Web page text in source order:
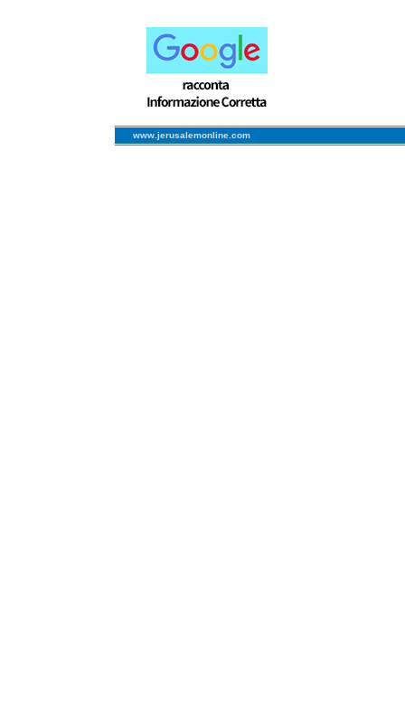
www.jerusalemonline.com